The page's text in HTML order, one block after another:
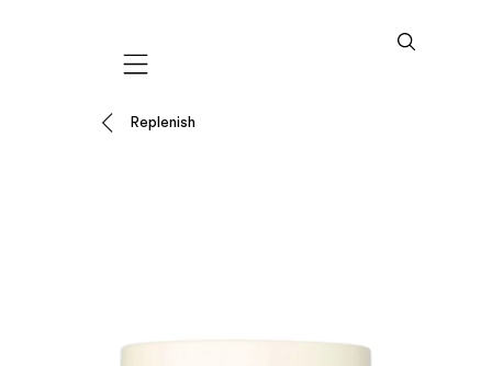
Mobile navigation
Replenish